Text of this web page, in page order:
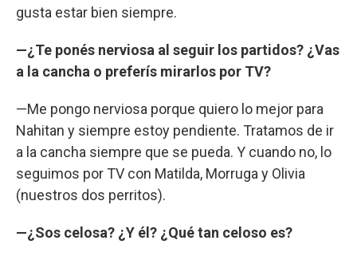
gusta estar bien siempre.
—¿Te ponés nerviosa al seguir los partidos? ¿Vas
a la cancha o preferís mirarlos por TV?
—Me pongo nerviosa porque quiero lo mejor para
Nahitan y siempre estoy pendiente. Tratamos de ir
a la cancha siempre que se pueda. Y cuando no, lo
seguimos por TV con Matilda, Morruga y Olivia
(nuestros dos perritos).
—¿Sos celosa? ¿Y él? ¿Qué tan celoso es?